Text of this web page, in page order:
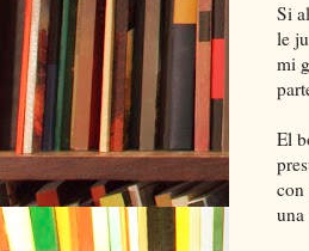
Si
le
mi
El
con
una